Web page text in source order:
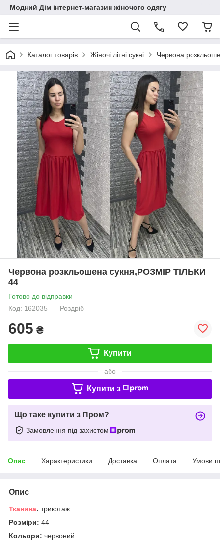
Модний Дім інтернет-магазин жіночого одягу
Каталог товарів Жіночі літні сукні Червона
Червона розкльошена сукня,РОЗМІР ТІЛЬКИ
44
Готово до відправки
Код: 162035
Роздріб
605 ₴
Купити
або
Купити з
Що таке купити з Пром?
Замовлення під захистом
Опис Характеристики Доставка Оплата Умови
Опис
Тканина: трикотаж
Розміри: 44
Кольори: червоний